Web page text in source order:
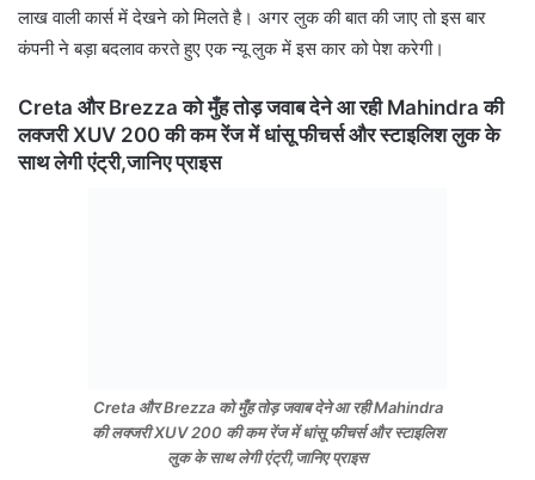
लाख वाली कार्स में देखने को मिलते है। अगर लुक की बात की जाए तो इस बार
कंपनी ने बड़ा बदलाव करते हुए एक न्यू लुक में इस कार को पेश करेगी।
Creta और Brezza को मुँह तोड़ जवाब देने आ रही Mahindra की
लक्जरी XUV 200 की कम रेंज में धांसू फीचर्स और स्टाइलिश लुक के
साथ लेगी एंट्री,जानिए प्राइस
Creta और Brezza को मुँह तोड़ जवाब देने आ रही Mahindra
की लक्जरी XUV 200 की कम रेंज में धांसू फीचर्स और स्टाइलिश
लुक के साथ लेगी एंट्री,जानिए प्राइस